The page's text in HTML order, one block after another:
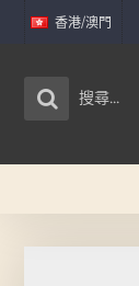
香港/澳門